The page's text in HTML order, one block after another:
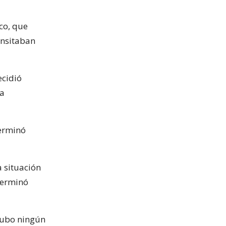
que
situación
ningún